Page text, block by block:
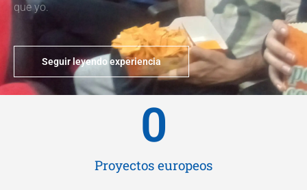
que yo.
Seguir leyendo experiencia
Proyectos europeos
0